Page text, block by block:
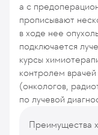
а с
прописывают
в ходе нее
подключается
курсы
контролем
(онкологов,
по лучевой
Преимущества